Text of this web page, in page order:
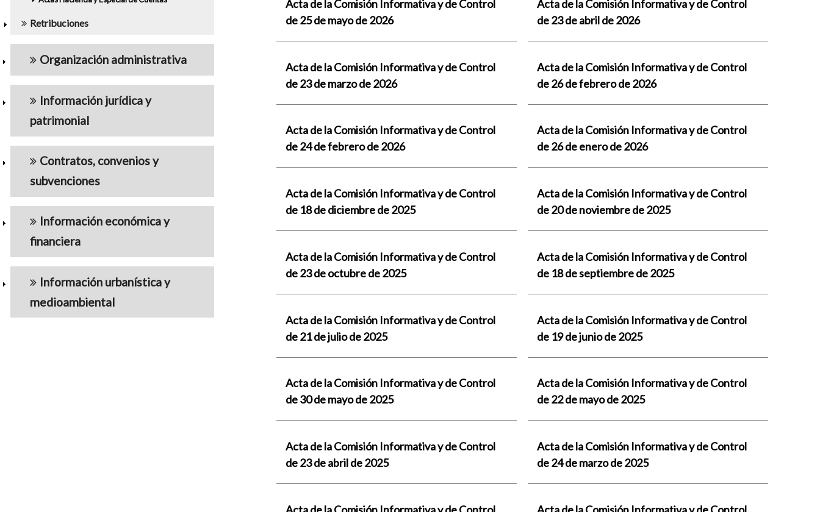
Retribuciones
Organización administrativa
Información jurídica y
patrimonial
Contratos, convenios y
subvenciones
Información económica y
financiera
Información urbanística y
medioambiental
Acta de la Comisión Informativa y de Control
de 25 de mayo de 2026
Acta de la Comisión Informativa y de Control
de 23 de abril de 2026
Acta de la Comisión Informativa y de Control
de 23 de marzo de 2026
Acta de la Comisión Informativa y de Control
de 26 de febrero de 2026
Acta de la Comisión Informativa y de Control
de 24 de febrero de 2026
Acta de la Comisión Informativa y de Control
de 26 de enero de 2026
Acta de la Comisión Informativa y de Control
de 18 de diciembre de 2025
Acta de la Comisión Informativa y de Control
de 20 de noviembre de 2025
Acta de la Comisión Informativa y de Control
de 23 de octubre de 2025
Acta de la Comisión Informativa y de Control
de 18 de septiembre de 2025
Acta de la Comisión Informativa y de Control
de 21 de julio de 2025
Acta de la Comisión Informativa y de Control
de 19 de junio de 2025
Acta de la Comisión Informativa y de Control
de 30 de mayo de 2025
Acta de la Comisión Informativa y de Control
de 22 de mayo de 2025
Acta de la Comisión Informativa y de Control
de 23 de abril de 2025
Acta de la Comisión Informativa y de Control
de 24 de marzo de 2025